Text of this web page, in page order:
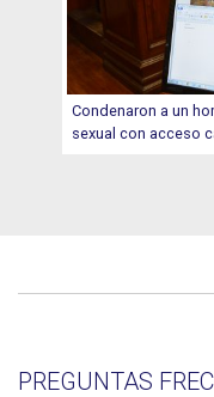
Condenaron a un
sexual con acceso
PREGUNTAS